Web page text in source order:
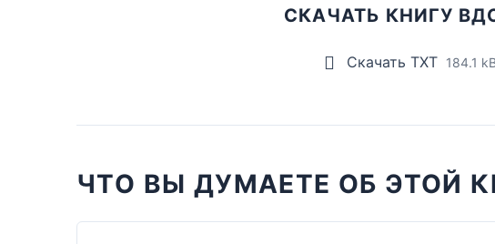
СКАЧАТЬ КНИГУ
Скачать TXT 184.1
ЧТО ВЫ ДУМАЕТЕ ОБ ЭТОЙ